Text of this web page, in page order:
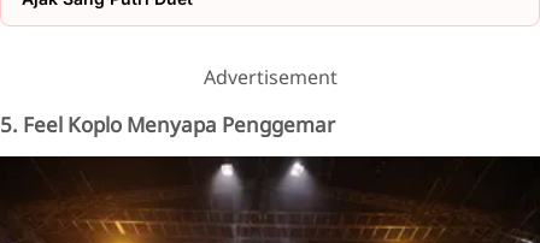
Advertisement
5. Feel Koplo Menyapa Penggemar